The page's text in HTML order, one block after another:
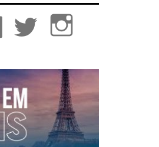
Facebook Twitter